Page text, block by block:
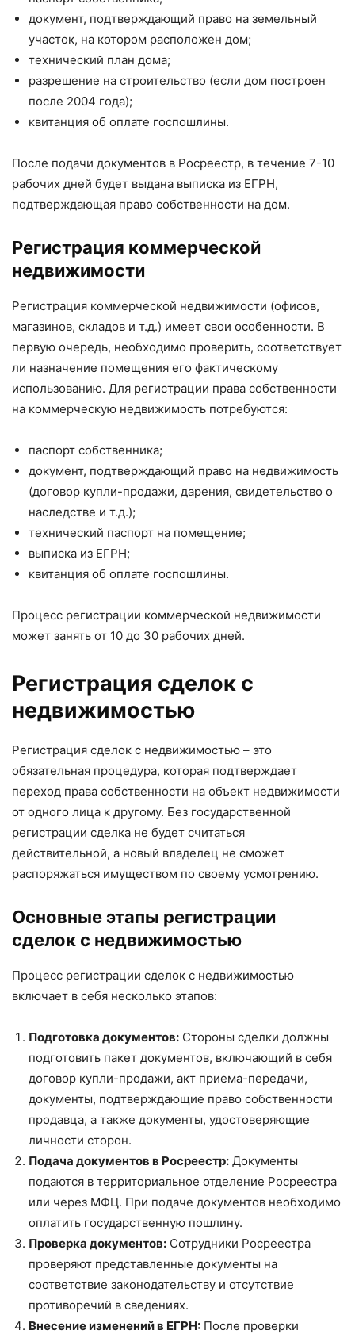
документ, подтверждающий право на земельный
участок, на котором расположен дом;
технический план дома;
разрешение на строительство (если дом построен
после 2004 года);
квитанция об оплате госпошлины.
После подачи документов в Росреестр, в течение 7-10
рабочих дней будет выдана выписка из ЕГРН,
подтверждающая право собственности на дом.
Регистрация коммерческой
недвижимости
Регистрация коммерческой недвижимости (офисов,
магазинов, складов и т.д.) имеет свои особенности. В
первую очередь, необходимо проверить, соответствует
ли назначение помещения его фактическому
использованию. Для регистрации права собственности
на коммерческую недвижимость потребуются:
паспорт собственника;
документ, подтверждающий право на недвижимость
(договор купли-продажи, дарения, свидетельство о
наследстве и т.д.);
технический паспорт на помещение;
выписка из ЕГРН;
квитанция об оплате госпошлины.
Процесс регистрации коммерческой недвижимости
может занять от 10 до 30 рабочих дней.
Регистрация сделок с
недвижимостью
Регистрация сделок с недвижимостью – это
обязательная процедура, которая подтверждает
переход права собственности на объект недвижимости
от одного лица к другому. Без государственной
регистрации сделка не будет считаться
действительной, а новый владелец не сможет
распоряжаться имуществом по своему усмотрению.
Основные этапы регистрации
сделок с недвижимостью
Процесс регистрации сделок с недвижимостью
включает в себя несколько этапов:
Подготовка документов: Стороны сделки должны
подготовить пакет документов, включающий в себя
договор купли-продажи, акт приема-передачи,
документы, подтверждающие право собственности
продавца, а также документы, удостоверяющие
личности сторон.
Подача документов в Росреестр: Документы
подаются в территориальное отделение Росреестра
или через МФЦ. При подаче документов необходимо
оплатить государственную пошлину.
Проверка документов: Сотрудники Росреестра
проверяют представленные документы на
соответствие законодательству и отсутствие
противоречий в сведениях.
Внесение изменений в ЕГРН: После проверки